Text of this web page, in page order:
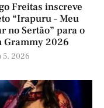
Freitas inscreve
“Irapuru – Meu
no Sertão” para o
Grammy 2026
5, 2026